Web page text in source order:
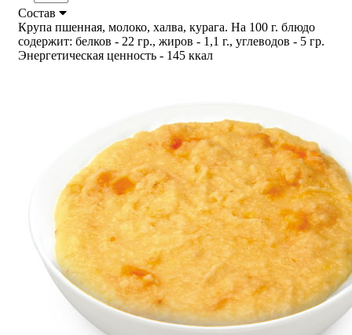
Состав
Крупа пшенная, молоко, халва, курага. На 100 г. блюдо
содержит: белков - 22 гр., жиров - 1,1 г., углеводов - 5 гр.
Энергетическая ценность - 145 ккал